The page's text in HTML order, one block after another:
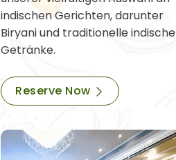
indischen Gerichten, darunter
Biryani und traditionelle indische
Getränke.
Reserve Now